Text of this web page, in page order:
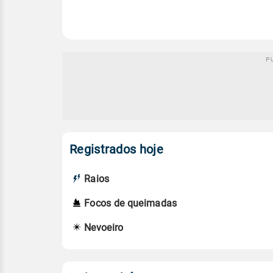
Registrados hoje
Raios
Focos de queimadas
Nevoeiro